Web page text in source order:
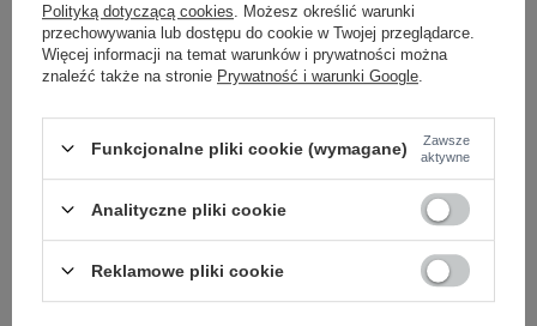
fioletowy
L 2016103231591 -
Zobacz wszystkie kolory (+2)
ZALOGUJ SIĘ I ZOBACZ CENĘ
Masz pytanie? Chętnie pomożemy.
Zadzwoń+48 601 547 740 Zadaj pytanie
Polityką dotyczącą cookies . Możesz określić warunki
przechowywania lub dostępu do cookie w Twojej przeglądarce.
Więcej informacji na temat warunków i prywatności można
znaleźć także na stronie Prywatność i warunki Google
Funkcjonalne pliki cookie (wymagane)
Zawsze
aktywne
Analityczne pliki cookie
Reklamowe pliki cookie